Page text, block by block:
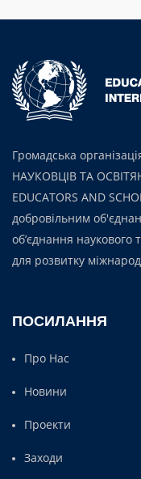
Громадська
НАУКОВЦІВ ТА
EDUCATORS AND
добровільним
об’єднання наукового
для розвитку
ПОСИЛАННЯ
Про Нас
Новини
Проекти
Заходи